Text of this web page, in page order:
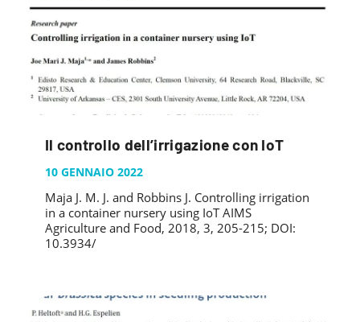
Il controllo dell’irrigazione con IoT
10 GENNAIO 2022
Maja J. M. J. and Robbins J. Controlling irrigation
in a container nursery using IoT AIMS
Agriculture and Food, 2018, 3, 205-215; DOI:
10.3934/